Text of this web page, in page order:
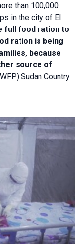
than 100,000
in the city of El
full food ration to
ration is being
because
source of
Sudan Country